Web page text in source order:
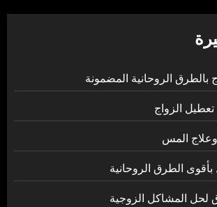
بالطرق الروحانية المضمونة
الزواج
المس
الطرق الروحانية
لحل المشاكل الزوجية